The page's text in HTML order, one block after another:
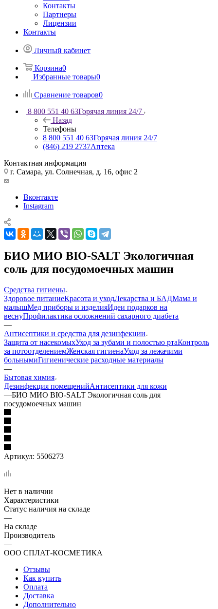
Контакты
Партнеры
Лицензии
Контакты
Личный кабинет
Корзина0
Избранные товары0
Сравнение товаров0
8 800 551 40 63Горячая линия 24/7
Назад
Телефоны
8 800 551 40 63Горячая линия 24/7
(846) 219 2737Аптека
Контактная информация
г. Самара, ул. Солнечная, д. 16, офис 2
Вконтакте
Instagram
БИО МИО BIO-SALT Экологичная
соль для посудомоечных машин
Средства гигиены
Здоровое питаниеКрасота и уходЛекарства и БАДМама и
малышМед приборы и изделияИдеи подарков на
веснуПрофилактика осложнений сахарного диабета
—
Антисептики и средства для дезинфекции
Защита от насекомыхУход за зубами и полостью ртаКонтроль
за потоотделениемЖенская гигиенаУход за лежачими
больнымиГигиенические расходные материалы
—
Бытовая химия
Дезинфекция помещенийАнтисептики для кожи
—БИО МИО BIO-SALT Экологичная соль для
посудомоечных машин
Артикул: 5506273
Нет в наличии
Характеристики
Статус наличия на складе
—
На складе
Производитель
—
ООО СПЛАТ-КОСМЕТИКА
Отзывы
Как купить
Оплата
Доставка
Дополнительно